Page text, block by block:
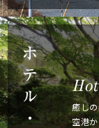
ホ
テ
ル
・
癒し
空港